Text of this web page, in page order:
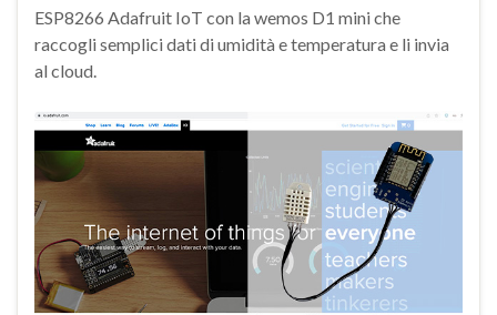
ESP8266 Adafruit IoT con la wemos D1 mini che
raccogli semplici dati di umidità e temperatura e li invia
al cloud.